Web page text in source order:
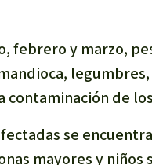
febrero y marzo,
contaminación de
se
mayores y niños